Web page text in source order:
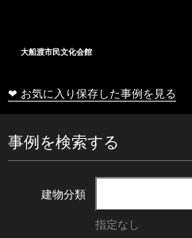
大船渡市民文化会館
❤ お気に入り保存した事例を見る
事例を検索する
建物分類
指定なし